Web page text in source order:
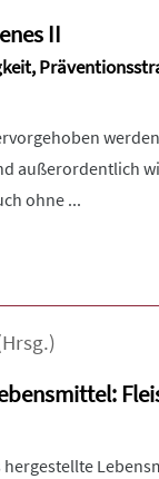
II
außerordentlich
ohne ...
hergestellte